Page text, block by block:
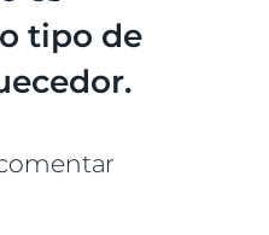
tipo de